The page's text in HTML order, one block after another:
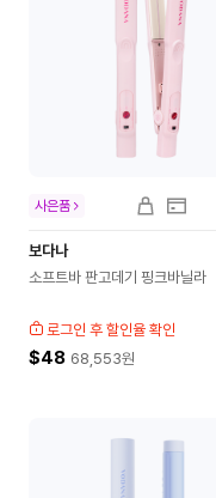
보다나
소프트바 판고데기 핑크바닐라
로그인 후 할인율 확인
$48 68,553원
사은품